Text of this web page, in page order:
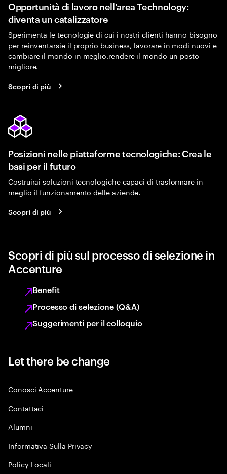
Opportunità di lavoro nell'area Technology:
diventa un catalizzatore
Sperimenta le tecnologie di cui i nostri clienti hanno bisogno
per reinventarsie il proprio business, lavorare in modi nuovi e
cambiare il mondo in meglio.rendere il mondo un posto
migliore.
Scopri di più
Posizioni nelle piattaforme tecnologiche: Crea le
basi per il futuro
Costruirai soluzioni tecnologiche capaci di trasformare in
meglio il funzionamento delle aziende.
Scopri di più
Scopri di più sul processo di selezione in
Accenture
Benefit
Processo di selezione (Q&A)
Suggerimenti per il colloquio
Let there be change
Conosci Accenture
Contattaci
Alumni
Informativa Sulla Privacy
Policy Locali